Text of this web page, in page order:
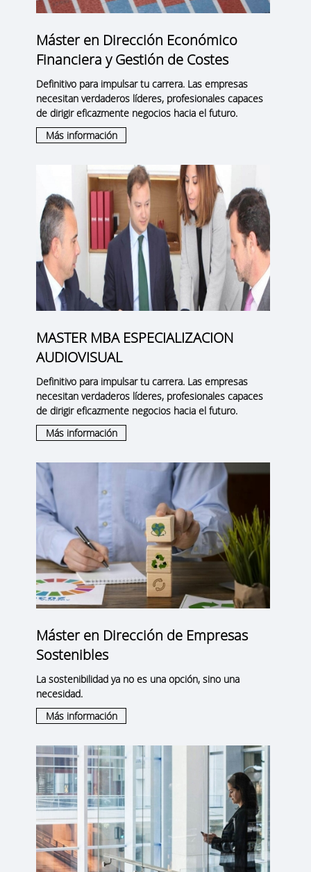
Máster en Dirección Económico
Financiera y Gestión de Costes
Definitivo para impulsar tu carrera. Las empresas
necesitan verdaderos líderes, profesionales capaces
de dirigir eficazmente negocios hacia el futuro.
Más información
MASTER MBA ESPECIALIZACION
AUDIOVISUAL
Definitivo para impulsar tu carrera. Las empresas
necesitan verdaderos líderes, profesionales capaces
de dirigir eficazmente negocios hacia el futuro.
Más información
Máster en Dirección de Empresas
Sostenibles
La sostenibilidad ya no es una opción, sino una
necesidad.
Más información